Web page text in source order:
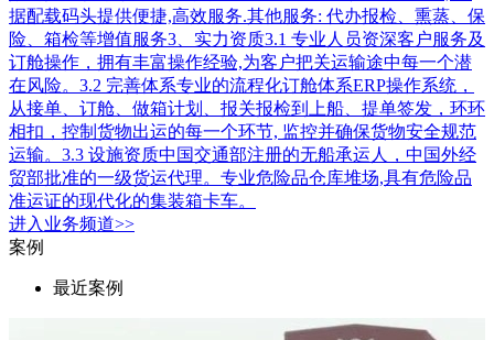
据配载码头提供便捷,高效服务.其他服务: 代办报检、熏蒸、保
险、箱检等增值服务3、实力资质3.1 专业人员资深客户服务及
订舱操作，拥有丰富操作经验,为客户把关运输途中每一个潜
在风险。3.2 完善体系专业的流程化订舱体系ERP操作系统，
从接单、订舱、做箱计划、报关报检到上船、提单签发，环环
相扣，控制货物出运的每一个环节, 监控并确保货物安全规范
运输。3.3 设施资质中国交通部注册的无船承运人，中国外经
贸部批准的一级货运代理。专业危险品仓库堆场,具有危险品
准运证的现代化的集装箱卡车。
进入 业务频道>>
案例
最近案例